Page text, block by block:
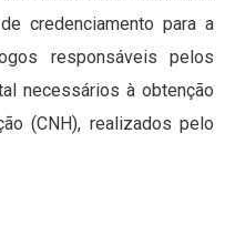
credenciamento para a
responsáveis pelos
necessários à obtenção
(CNH), realizados pelo